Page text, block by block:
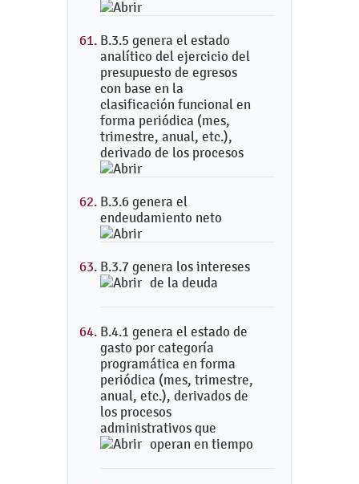
B.3.5 genera el estado
analítico del ejercicio del
presupuesto de egresos
con base en la
clasificación funcional en
forma periódica (mes,
trimestre, anual, etc.),
derivado de los procesos
B.3.6 genera el
endeudamiento neto
B.3.7 genera los intereses
de la deuda
B.4.1 genera el estado de
gasto por categoría
programática en forma
periódica (mes, trimestre,
anual, etc.), derivados de
los procesos
administrativos que
operan en tiempo